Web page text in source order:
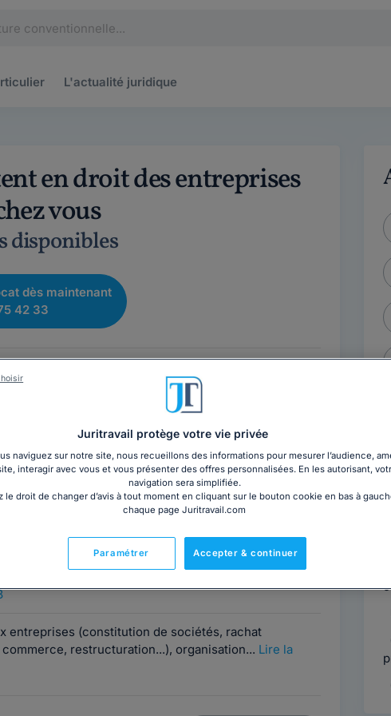
L'actualité juridique
en droit des entreprises
vous
disponibles
dès maintenant
42 33
de Marne
Alfort, 94700
je connais bien et conseille depuis longtemps,
à vos difficultés...Lire la suite
Contacter cet avocat
entreprises (constitution de sociétés, rachat
restructuration...), organisation... Lire la
Juritravail protège votre vie privée
naviguez sur notre site, nous recueillons des informations pour mesurer l’audience,
interagir avec vous et vous présenter des offres personnalisées. En les autorisant,
navigation sera simplifiée.
le droit de changer d’avis à tout moment en cliquant sur le bouton cookie en bas à
chaque page Juritravail.com
Accepter & continuer
Paramétrer